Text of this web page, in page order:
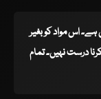
ہے۔ اس مواد کو بغیر
درست نہیں۔ تمام